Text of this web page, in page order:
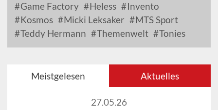
Game Factory
Heless
Invento
Kosmos
Micki Leksaker
MTS Sport
Teddy Hermann
Themenwelt Tonies
Meistgelesen Aktuelles
27.05.26